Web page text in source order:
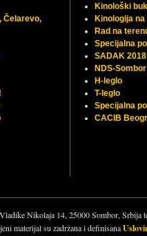
Čelarevo,
Kinološki
Kinologija
Rad na
Specijalna
SADAK 2018
NDS-
H-leglo
T-leglo
Specijalna
CACIB
Nikolaja 14, 25000 Sombor, Srbija
materijal su zadržana i definisana